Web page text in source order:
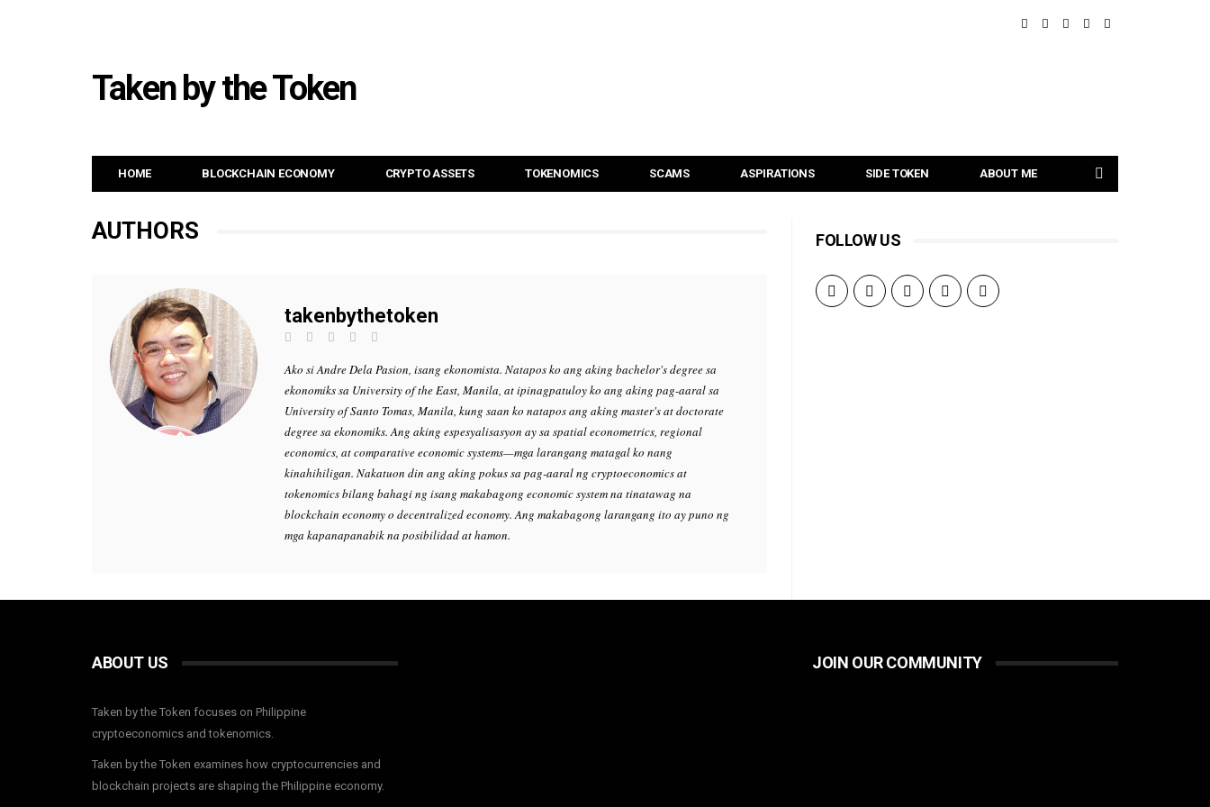
Taken by the Token
HOME BLOCKCHAIN ECONOMY CRYPTO ASSETS TOKENOMICS SCAMS ASPIRATIONS SIDE TOKEN ABOUT ME
AUTHORS
takenbythetoken
Ako si Andre Dela Pasion, isang ekonomista. Natapos ko ang aking bachelor's degree sa
ekonomiks sa University of the East, Manila, at ipinagpatuloy ko ang aking pag-aaral sa
University of Santo Tomas, Manila, kung saan ko natapos ang aking master's at doctorate
degree sa ekonomiks. Ang aking espesyalisasyon ay sa spatial econometrics, regional
economics, at comparative economic systems—mga larangang matagal ko nang
kinahihiligan. Nakatuon din ang aking pokus sa pag-aaral ng cryptoeconomics at
tokenomics bilang bahagi ng isang makabagong economic system na tinatawag na
blockchain economy o decentralized economy. Ang makabagong larangang ito ay puno ng
mga kapanapanabik na posibilidad at hamon.
FOLLOW US
ABOUT US
Taken by the Token focuses on Philippine
cryptoeconomics and tokenomics.
Taken by the Token examines how cryptocurrencies and
blockchain projects are shaping the Philippine economy.
JOIN OUR COMMUNITY